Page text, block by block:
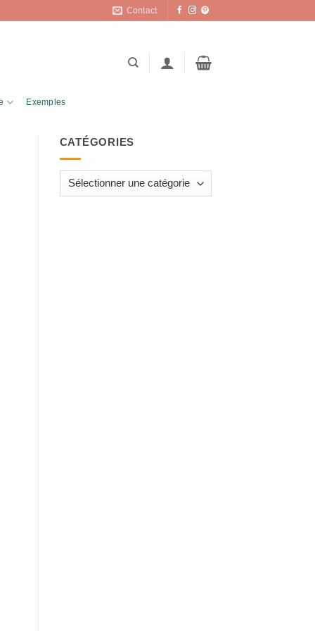
Contact
Exemples
CATÉGORIES
Catégories